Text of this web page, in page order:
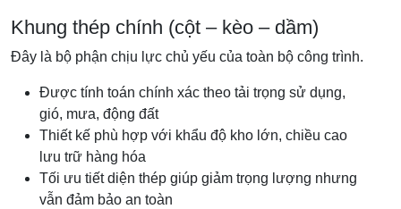
Khung thép chính (cột – kèo – dầm)
Đây là bộ phận chịu lực chủ yếu của toàn bộ công trình.
Được tính toán chính xác theo tải trọng sử dụng,
gió, mưa, động đất
Thiết kế phù hợp với khẩu độ kho lớn, chiều cao
lưu trữ hàng hóa
Tối ưu tiết diện thép giúp giảm trọng lượng nhưng
vẫn đảm bảo an toàn